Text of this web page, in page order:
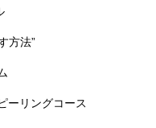
方法”
ーリングコース